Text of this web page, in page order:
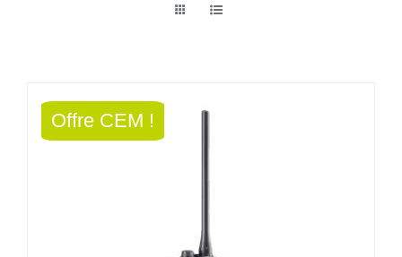
Offre CEM !